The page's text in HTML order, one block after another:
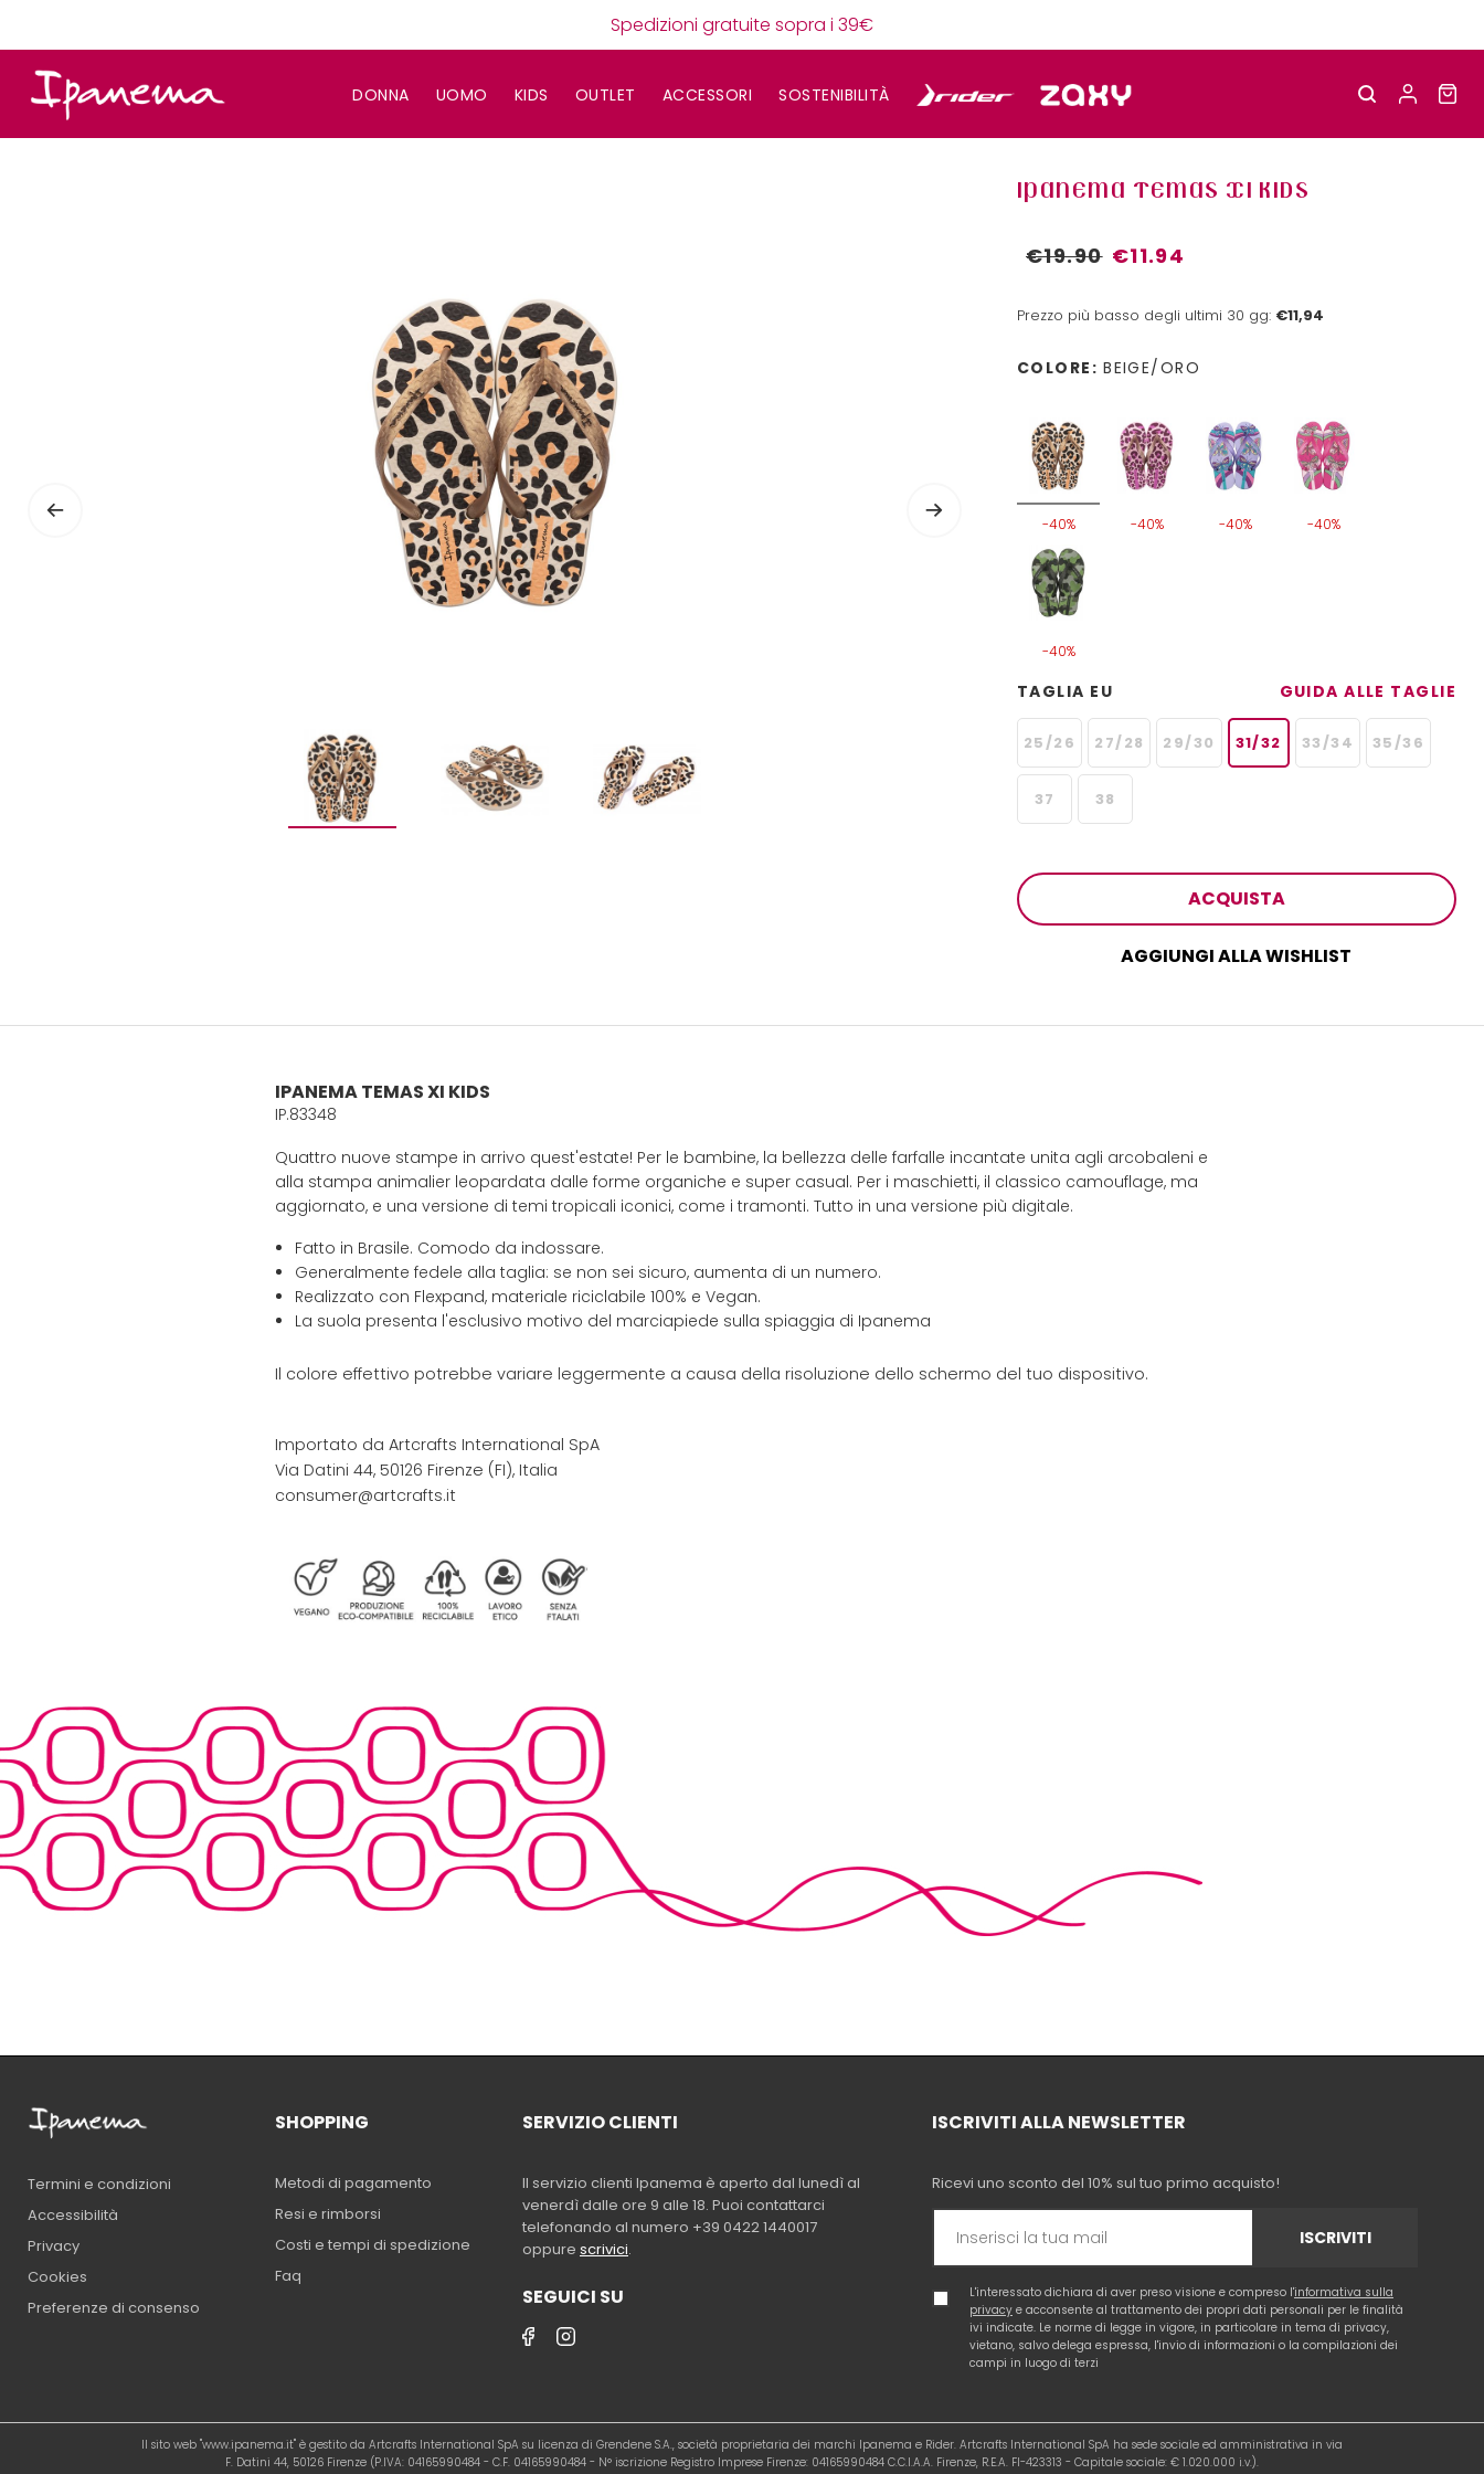
Spedizioni gratuite sopra i 39€
DONNA UOMO KIDS OUTLET ACCESSORI SOSTENIBILITÀ
IPANEMA TEMAS XI KIDS
€19.90 €11.94
Prezzo più basso degli ultimi 30 gg: €11,94
COLORE: BEIGE/ORO
-40% -40% -40% -40%
-40%
TAGLIA EU GUIDA ALLE TAGLIE
25/26 27/28 29/30 31/32 33/34 35/36
37 38
ACQUISTA
AGGIUNGI ALLA WISHLIST
IPANEMA TEMAS XI KIDS
IP.83348
Quattro nuove stampe in arrivo quest'estate! Per le bambine, la bellezza delle farfalle incantate unita agli arcobaleni e
alla stampa animalier leopardata dalle forme organiche e super casual. Per i maschietti, il classico camouflage, ma
aggiornato, e una versione di temi tropicali iconici, come i tramonti. Tutto in una versione più digitale.
Fatto in Brasile. Comodo da indossare.
Generalmente fedele alla taglia: se non sei sicuro, aumenta di un numero.
Realizzato con Flexpand, materiale riciclabile 100% e Vegan.
La suola presenta l'esclusivo motivo del marciapiede sulla spiaggia di Ipanema
Il colore effettivo potrebbe variare leggermente a causa della risoluzione dello schermo del tuo dispositivo.
Importato da Artcrafts International SpA
Via Datini 44, 50126 Firenze (FI), Italia
consumer@artcrafts.it
Termini e condizioni
Accessibilità
Privacy
Cookies
Preferenze di consenso
SHOPPING
Metodi di pagamento
Resi e rimborsi
Costi e tempi di spedizione
Faq
SERVIZIO CLIENTI
Il servizio clienti Ipanema è aperto dal lunedì al
venerdì dalle ore 9 alle 18. Puoi contattarci
telefonando al numero +39 0422 1440017
oppure scrivici.
SEGUICI SU
ISCRIVITI ALLA NEWSLETTER
Ricevi uno sconto del 10% sul tuo primo acquisto!
ISCRIVITI
L'interessato dichiara di aver preso visione e compreso l'informativa sulla
privacy e acconsente al trattamento dei propri dati personali per le finalità
ivi indicate. Le norme di legge in vigore, in particolare in tema di privacy,
vietano, salvo delega espressa, l'invio di informazioni o la compilazioni dei
campi in luogo di terzi
Il sito web "www.ipanema.it" è gestito da Artcrafts International SpA su licenza di Grendene S.A., società proprietaria dei marchi Ipanema e Rider. Artcrafts International SpA ha sede sociale ed amministrativa in via
F. Datini 44, 50126 Firenze (P.IVA: 04165990484 - C.F. 04165990484 - N° iscrizione Registro Imprese Firenze: 04165990484 C.C.I.A.A. Firenze, R.E.A. FI-423313 - Capitale sociale: € 1.020.000 i.v.).